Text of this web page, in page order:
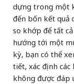
dựng trong một
đến bốn kết quả
so khớp để tất
hướng tới một
kỳ, bạn có thể
tiết, xác định các
không được đáp